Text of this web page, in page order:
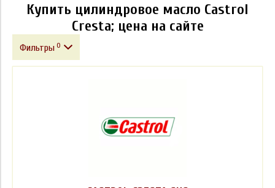
Купить цилиндровое масло Castrol
Cresta; цена на сайте
Фильтры 0